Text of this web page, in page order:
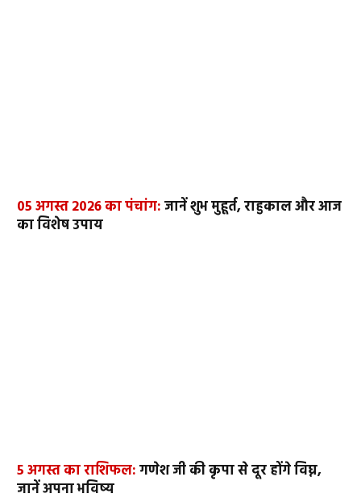
05 अगस्त 2026 का पंचांग:जानें शुभ मुहूर्त, राहुकाल और आज
का विशेष उपाय
5 अगस्त का राशिफल:गणेश जी की कृपा से दूर होंगे विघ्न,
जानें अपना भविष्य